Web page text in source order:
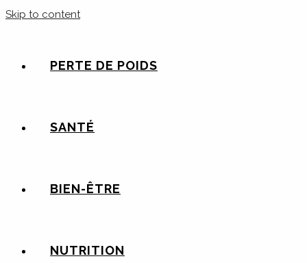
Skip to content
PERTE DE POIDS
SANTÉ
BIEN-ÊTRE
NUTRITION